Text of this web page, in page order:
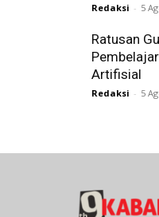
Redaksi - 5
Ratusan
Artifisial
Redaksi - 5